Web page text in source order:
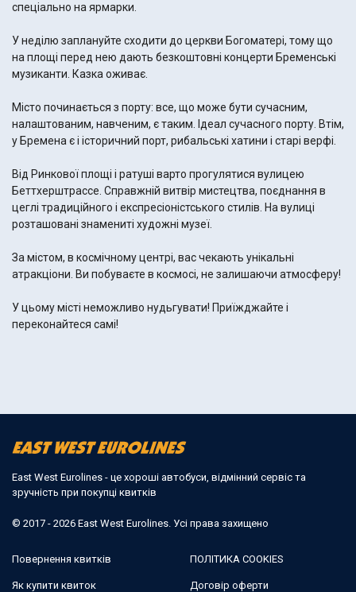
спеціально на ярмарки.
У неділю заплануйте сходити до церкви Богоматері, тому що
на площі перед нею дають безкоштовні концерти Бременські
музиканти. Казка оживає.
Місто починається з порту: все, що може бути сучасним,
налаштованим, навченим, є таким. Ідеал сучасного порту. Втім,
у Бремена є і історичний порт, рибальські хатини і старі верфі.
Від Ринкової площі і ратуші варто прогулятися вулицею
Беттхерштрассе. Справжній витвір мистецтва, поєднання в
цеглі традиційного і експресіоністського стилів. На вулиці
розташовані знамениті художні музеї.
За містом, в космічному центрі, вас чекають унікальні
атракціони. Ви побуваєте в космосі, не залишаючи атмосферу!
У цьому місті неможливо нудьгувати! Приїжджайте і
переконайтеся самі!
East West Eurolines - це хороші автобуси, відмінний сервіс та
зручність при покупці квитків
© 2017 - 2026 East West Eurolines. Усі права захищено
Повернення квитків
Як купити квиток
ПОЛІТИКА COOKIES
Договір оферти